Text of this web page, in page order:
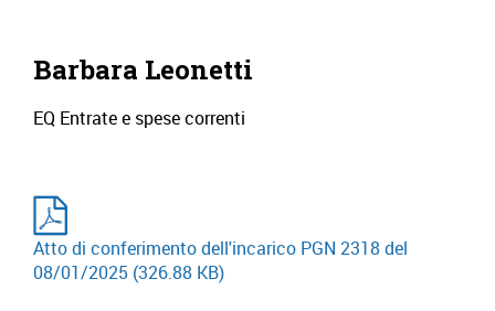
Barbara Leonetti
EQ Entrate e spese correnti
Atto di conferimento dell'incarico PGN 2318 del
08/01/2025 (326.88 KB)